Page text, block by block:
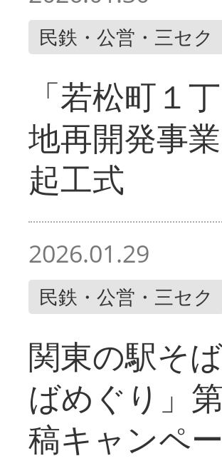
民鉄・公営・三セク
「若松町１
地再開発事
起工式
2026.01.29
民鉄・公営・三セク
関東の駅そ
ばめぐり」
稿キャンペ